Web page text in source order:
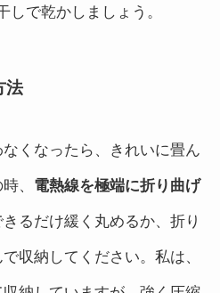
しで乾かしましょう。
法
くなったら、きれいに畳ん
、 電熱線を極端に折り曲げ
るだけ緩く丸めるか、折り
収納してください。私は、